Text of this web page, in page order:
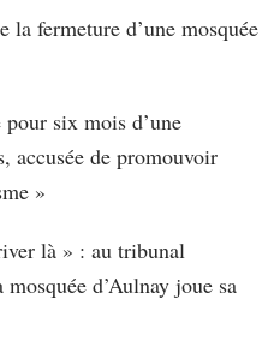
fermeture d’une mosquée
six mois d’une
accusée de promouvoir
»
là » : au tribunal
d’Aulnay joue sa